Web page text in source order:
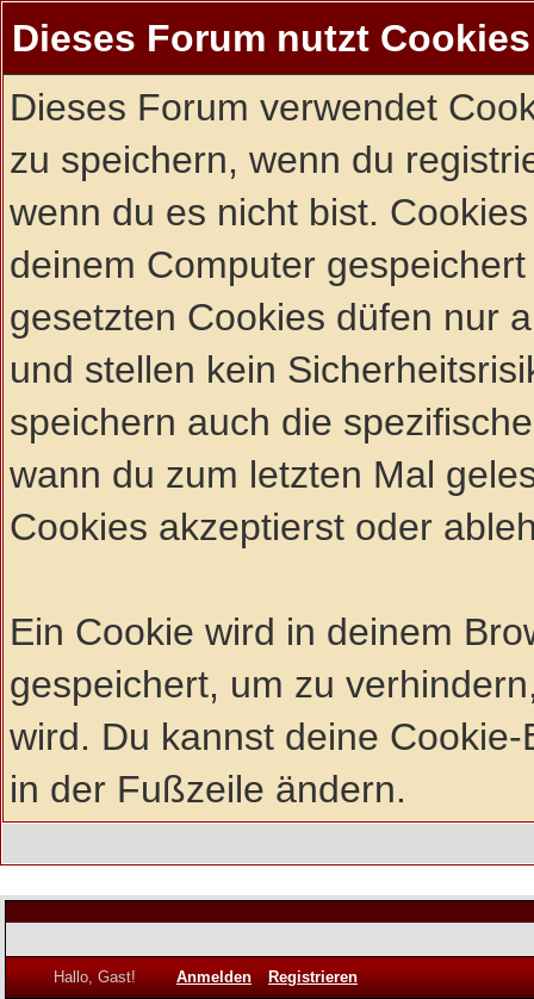
Dieses Forum nutzt Cookies
Dieses Forum verwendet
zu speichern, wenn du
wenn du es nicht bist.
deinem Computer
gesetzten Cookies düfen nur
und stellen kein
speichern auch die
wann du zum letzten Mal
Cookies akzeptierst oder
Ein Cookie wird in deinem
gespeichert, um zu
wird. Du kannst deine
in der Fußzeile ändern.
Hallo, Gast! Anmelden Registrieren